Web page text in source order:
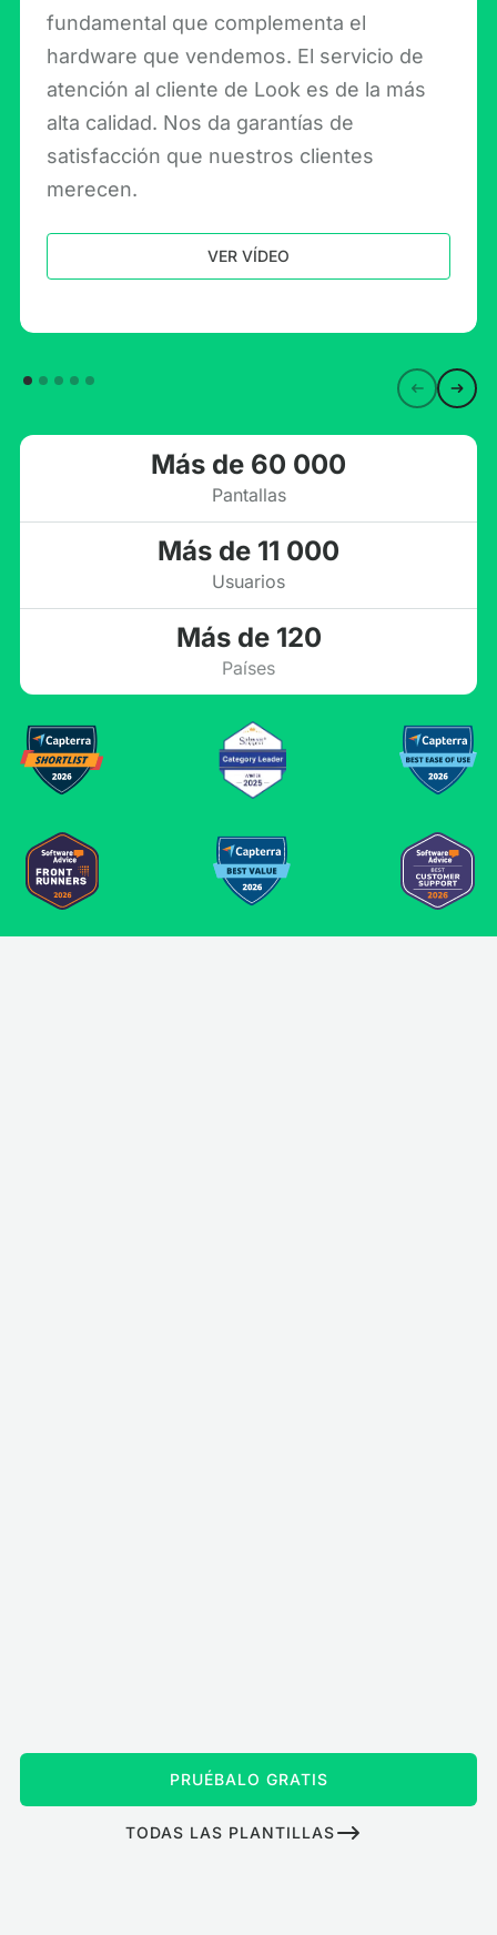
fundamental que complementa el
hardware que vendemos. El servicio de
atención al cliente de Look es de la más
alta calidad. Nos da garantías de
satisfacción que nuestros clientes
merecen.
VER VÍDEO
Más de 60 000
Pantallas
Más de 11 000
Usuarios
Más de 120
Países
PRUÉBALO GRATIS
TODAS LAS PLANTILLAS